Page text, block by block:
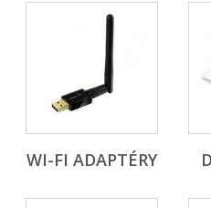
WI-FI ADAPTÉRY